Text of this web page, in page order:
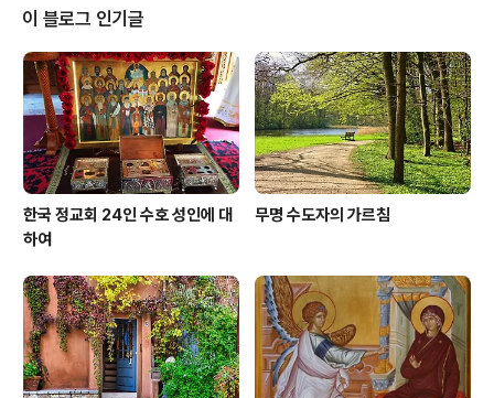
교회와 모든 신자들에게 주님의 은총이 함께 하시기를 축
복해 주셨습니다. 축일 축하합니다!
이 블로그 인기글
한국 정교회 24인 수호 성인에 대
하여
무명 수도자의 가르침